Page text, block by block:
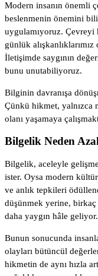
Modern insanın önemli
beslenmenin önemini
uygulamıyoruz.
günlük
İletişimde saygının
bunu unutabiliyoruz.
Bilginin davranışa
Çünkü hikmet,
olanı yaşamaya
Bilgelik Neden
Bilgelik, aceleyle
ister. Oysa modern kültür
ve anlık tepkileri
düşünmek yerine,
daha yaygın hâle geliyor.
Bunun sonucunda
olayları bütüncül
hikmetin de aynı hızla